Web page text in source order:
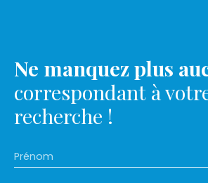
Ne manquez plus
correspondant à
recherche !
Prénom